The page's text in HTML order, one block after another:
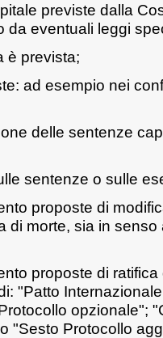
previste dalla
da eventuali leggi
è prevista;
ad esempio nei
delle sentenze
sentenze o sulle
proposte di
di morte, sia in
proposte di
"Patto
opzionale";
"Sesto Protocollo